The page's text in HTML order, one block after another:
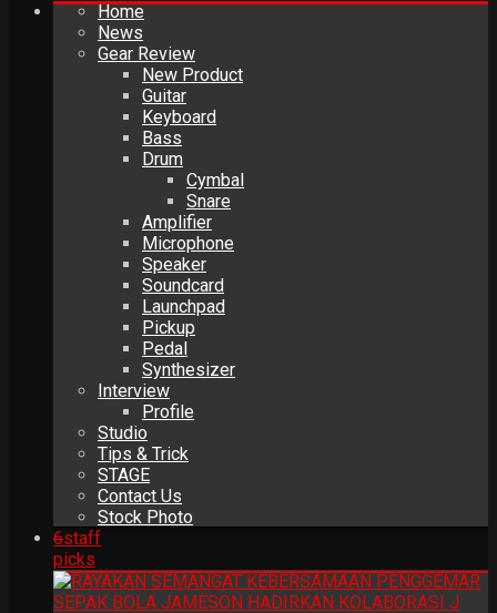
Home
News
Gear Review
New Product
Guitar
Keyboard
Bass
Drum
Cymbal
Snare
Amplifier
Microphone
Speaker
Soundcard
Launchpad
Pickup
Pedal
Synthesizer
Interview
Profile
Studio
Tips & Trick
STAGE
Contact Us
Stock Photo
6staff
picks